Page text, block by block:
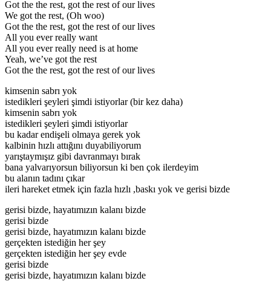
Got the the rest, got the rest of our lives
We got the rest, (Oh woo)
Got the the rest, got the rest of our lives
All you ever really want
All you ever really need is at home
Yeah, we’ve got the rest
Got the the rest, got the rest of our lives
kimsenin sabrı yok
istedikleri şeyleri şimdi istiyorlar (bir kez daha)
kimsenin sabrı yok
istedikleri şeyleri şimdi istiyorlar
bu kadar endişeli olmaya gerek yok
kalbinin hızlı attığını duyabiliyorum
yarıştaymışız gibi davranmayı bırak
bana yalvarıyorsun biliyorsun ki ben çok ilerdeyim
bu alanın tadını çıkar
ileri hareket etmek için fazla hızlı ,baskı yok ve gerisi bizde
gerisi bizde, hayatımızın kalanı bizde
gerisi bizde
gerisi bizde, hayatımızın kalanı bizde
gerçekten istediğin her şey
gerçekten istediğin her şey evde
gerisi bizde
gerisi bizde, hayatımızın kalanı bizde